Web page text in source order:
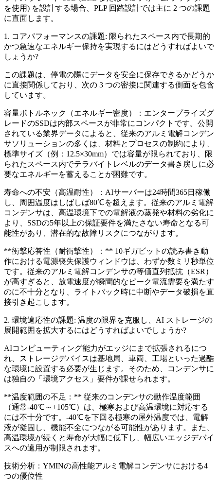
を使用) を設計する場合、PLP 回路設計では主に 2 つの課題
に直面します。
1. コアパフォーマンスの課題: 限られたスペース内で長期的
かつ急速なエネルギー保持を実現するにはどうすればよいで
しょうか?
この課題は、停電の際にデータを安全に保存できるかどうか
に直接関係しており、次の 3 つの密接に関連する側面を包含
しています。
容量ボトルネック（エネルギー密度）：エンタープライズグ
レードのSSDは内部スペースが非常にコンパクトです。公開
されている業界データによると、従来のアルミ電解コンデン
サソリューションの多くは、材料とプロセスの制約により、
標準サイズ（例：12.5×30mm）では容量が限られており、限
られたスペース内でテラバイトレベルのデータ書き戻しに必
要なエネルギーを蓄えることが困難です。
寿命への不安（高温耐性）：AIサーバーは24時間365日稼働
し、周囲温度はしばしば80℃を超えます。従来のアルミ電解
コンデンサは、高温環境下での電解液の蒸発や材料の劣化に
より、SSDの5年以上の保証要件を満たさない寿命となる可
能性があり、潜在的な故障リスクにつながります。
**衝撃応答性（耐衝撃性）：** 10ギガビットの読み書き動
作における電源喪失保護ウィンドウは、わずか数ミリ秒単位
です。従来のアルミ電解コンデンサの等価直列抵抗（ESR）
が高すぎると、放電速度が瞬間的なピーク電流需要を満たす
のに不十分となり、ライトバック時に中断やデータ破損を直
接引き起こします。
2. 環境適応性の課題: 温度の限界を克服し、AI ストレージの
展開範囲を拡大するにはどうすればよいでしょうか?
AIコンピューティング能力がエッジにまで拡張されるにつ
れ、ストレージデバイスは基地局、車両、工場といった過酷
な環境に設置する必要が生じます。そのため、コンデンサに
は独自の「環境アクセス」要件が課せられます。
**温度範囲の不足：** 従来のコンデンサの動作温度範囲
（通常-40℃～+105℃）は、極寒および高温環境に対応する
には不十分です。-40℃を下回る極寒の屋外温度では、電解
液が凝固し、機能不全につながる可能性があります。また、
高温環境が続くと寿命が大幅に低下し、幅広いエッジデバイ
スへの適用が制限されます。
技術分析：YMINの高性能アルミ電解コンデンサにおける4
つの優位性